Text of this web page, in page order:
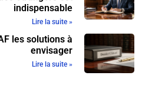
indispensable
Lire la suite »
les solutions à
envisager
Lire la suite »